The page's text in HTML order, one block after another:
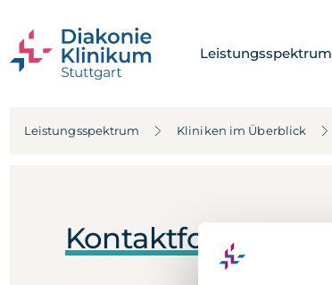
Leistungsspektrum
Leistungsspektrum Kliniken im Überblick
Kontaktformular